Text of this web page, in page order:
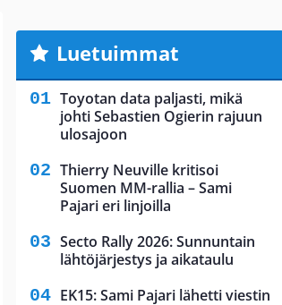
Luetuimmat
Toyotan data paljasti, mikä
johti Sebastien Ogierin rajuun
ulosajoon
Thierry Neuville kritisoi
Suomen MM-rallia – Sami
Pajari eri linjoilla
Secto Rally 2026: Sunnuntain
lähtöjärjestys ja aikataulu
EK15: Sami Pajari lähetti viestin